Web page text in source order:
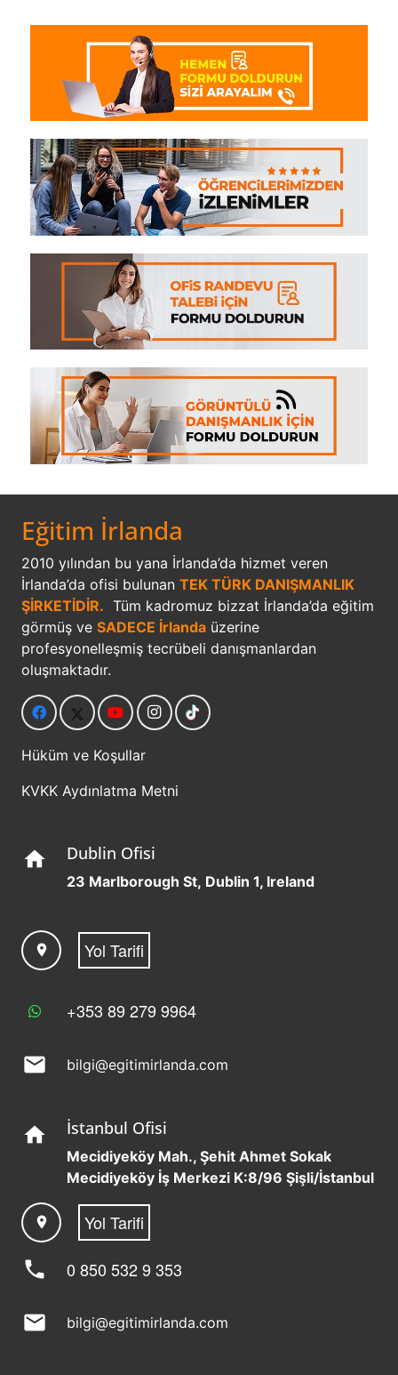
Eğitim İrlanda
2010 yılından bu yana İrlanda’da hizmet veren
İrlanda’da ofisi bulunan TEK TÜRK DANIŞMANLIK
ŞİRKETİDİR. Tüm kadromuz bizzat İrlanda’da eğitim
görmüş ve SADECE İrlanda üzerine
profesyonelleşmiş tecrübeli danışmanlardan
oluşmaktadır.
Hüküm ve Koşullar
KVKK Aydınlatma Metni
home Dublin Ofisi
23 Marlborough St, Dublin 1, Ireland
location_on Yol Tarifi
+353 89 279 9964
mail bilgi@egitimirlanda.com
home İstanbul Ofisi
Mecidiyeköy Mah., Şehit Ahmet Sokak
Mecidiyeköy İş Merkezi K:8/96 Şişli/İstanbul
location_on Yol Tarifi
phone 0 850 532 9 353
mail bilgi@egitimirlanda.com